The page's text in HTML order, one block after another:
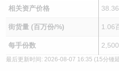
相关资产价格 38.36
街货量 (百万份/%) 1.06
每手份数 2,500
最后更新时间: 2026-08-07 16:35 (15分锺